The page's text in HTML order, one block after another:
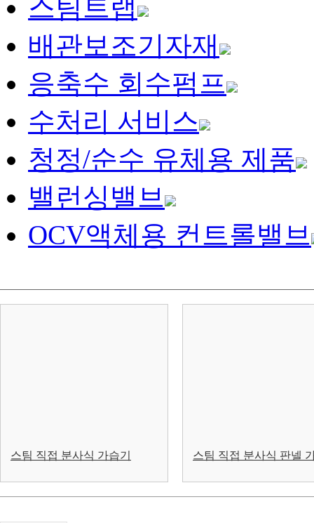
스팀트랩
배관보조기자재
응축수 회수펌프
수처리 서비스
청정/순수 유체용 제품
밸런싱밸브
OCV액체용 컨트롤밸브
스팀 직접 분사식 가습기 스팀 직접 분사식 판넬